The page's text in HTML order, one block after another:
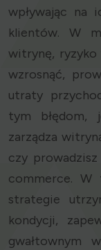
wpływając na
klientów. W
witrynę, ryzyko
wzrosnąć,
utraty
tym błędom,
zarządza
czy
commerce. W
strategie
kondycji,
gwałtownym